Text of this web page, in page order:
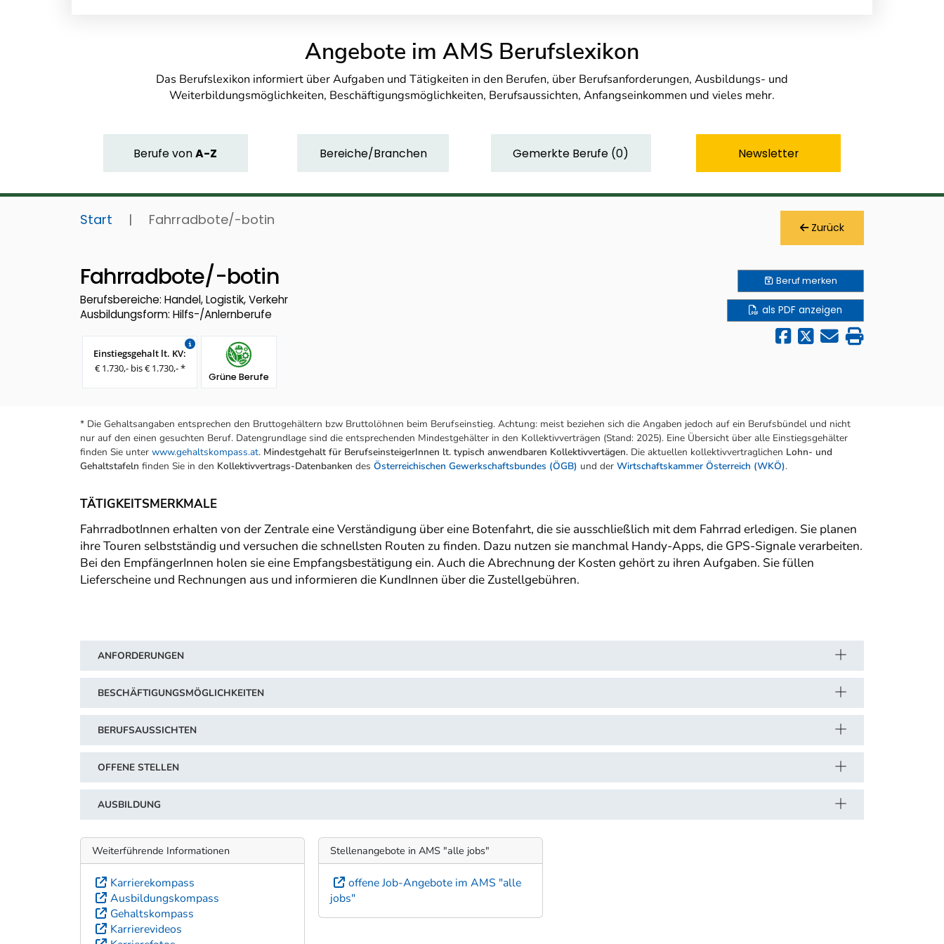
Angebote im AMS Berufslexikon
Das Berufslexikon informiert über Aufgaben und Tätigkeiten in den Berufen, über Berufsanforderungen, Ausbildungs- und
Weiterbildungsmöglichkeiten, Beschäftigungsmöglichkeiten, Berufsaussichten, Anfangseinkommen und vieles mehr.
BerufevonA-Z Bereiche/Branchen Gemerkte Berufe (0) Newsletter
Start | Fahrradbote/-botin Zurück
Fahrradbote/-botin
Berufsbereiche: Handel, Logistik, Verkehr
Ausbildungsform: Hilfs-/Anlernberufe
Einstiegsgehalt lt. KV:
€ 1.730,- bis € 1.730,- *
Grüne Berufe
Berufmerken
als PDF anzeigen
* Die Gehaltsangaben entsprechen den Bruttogehältern bzw Bruttolöhnen beim Berufseinstieg. Achtung: meist beziehen sich die Angaben jedoch auf ein Berufsbündel und nicht
nur auf den einen gesuchten Beruf. Datengrundlage sind die entsprechenden Mindestgehälter in den Kollektivverträgen (Stand: 2025). Eine Übersicht über alle Einstiegsgehälter
finden Sie unter www.gehaltskompass.at. Mindestgehalt für BerufseinsteigerInnen lt. typisch anwendbaren Kollektivvertägen. Die aktuellen kollektivvertraglichen Lohn- und
Gehaltstafeln finden Sie in den Kollektivvertrags-Datenbanken des Österreichischen Gewerkschaftsbundes (ÖGB) und der Wirtschaftskammer Österreich (WKÖ).
TÄTIGKEITSMERKMALE
FahrradbotInnen erhalten von der Zentrale eine Verständigung über eine Botenfahrt, die sie ausschließlich mit dem Fahrrad erledigen. Sie planen
ihre Touren selbstständig und versuchen die schnellsten Routen zu finden. Dazu nutzen sie manchmal Handy-Apps, die GPS-Signale verarbeiten.
Bei den EmpfängerInnen holen sie eine Empfangsbestätigung ein. Auch die Abrechnung der Kosten gehört zu ihren Aufgaben. Sie füllen
Lieferscheine und Rechnungen aus und informieren die KundInnen über die Zustellgebühren.
ANFORDERUNGEN
BESCHÄFTIGUNGSMÖGLICHKEITEN
BERUFSAUSSICHTEN
OFFENE STELLEN
AUSBILDUNG
Weiterführende Informationen
Karrierekompass
Ausbildungskompass
Gehaltskompass
Karrierevideos
Stellenangebote in AMS "alle jobs"
offene Job-Angebote im AMS "alle
jobs"